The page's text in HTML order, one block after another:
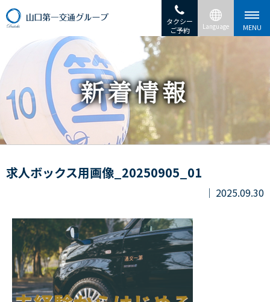
タクシー
ご予約
求人ボックス用画像_20250905_01
2025.09.30